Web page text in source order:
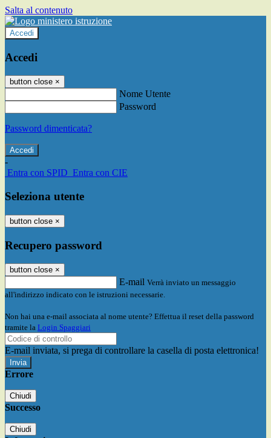
Salta al contenuto
Accedi
Accedi
button close ×
Nome Utente
Password
Password dimenticata?
-
Entra con SPID Entra con CIE
Seleziona utente
button close ×
Recupero password
button close ×
E-mail Verrà inviato un messaggio
all'indirizzo indicato con le istruzioni necessarie.
Non hai una e-mail associata al nome utente? Effettua il reset della password
tramite la Login Spaggiari
E-mail inviata, si prega di controllare la casella di posta elettronica!
Errore
Chiudi
Successo
Chiudi